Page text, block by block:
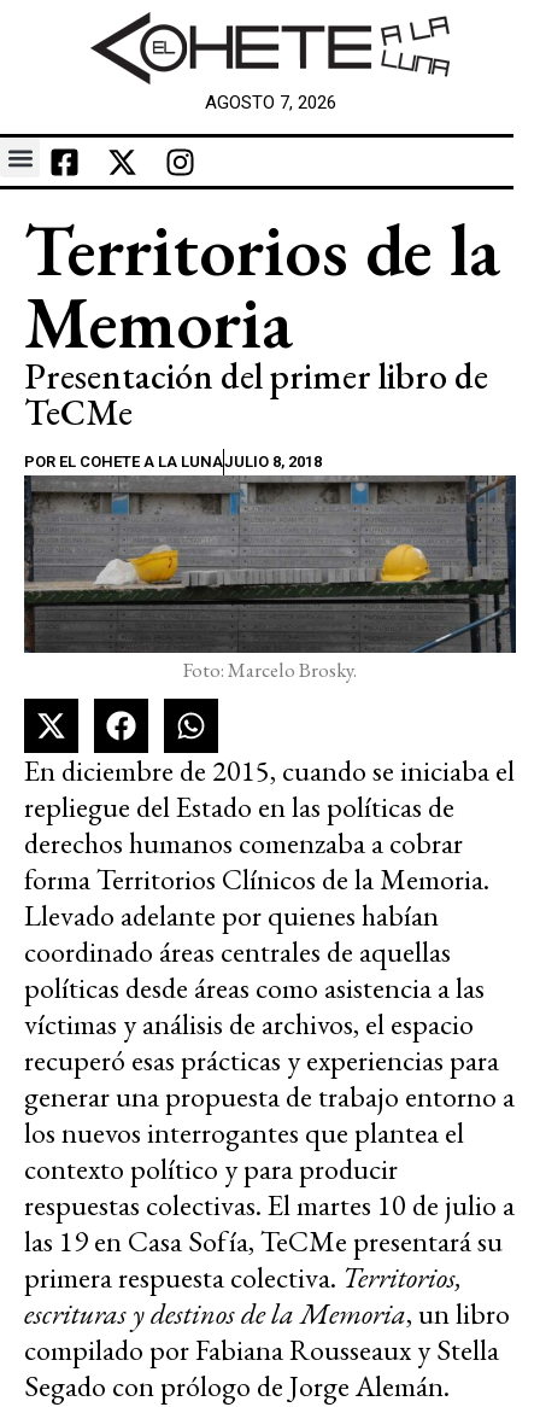
AGOSTO 7, 2026
Territorios de la
Memoria
Presentación del primer libro de
TeCMe
POR EL COHETE A LA LUNAJULIO 8, 2018
Foto: Marcelo Brosky.
En diciembre de 2015, cuando se iniciaba el
repliegue del Estado en las políticas de
derechos humanos comenzaba a cobrar
forma Territorios Clínicos de la Memoria.
Llevado adelante por quienes habían
coordinado áreas centrales de aquellas
políticas desde áreas como asistencia a las
víctimas y análisis de archivos, el espacio
recuperó esas prácticas y experiencias para
generar una propuesta de trabajo entorno a
los nuevos interrogantes que plantea el
contexto político y para producir
respuestas colectivas. El martes 10 de julio a
las 19 en Casa Sofía, TeCMe presentará su
primera respuesta colectiva. Territorios,
escrituras y destinos de la Memoria, un libro
compilado por Fabiana Rousseaux y Stella
Segado con prólogo de Jorge Alemán.